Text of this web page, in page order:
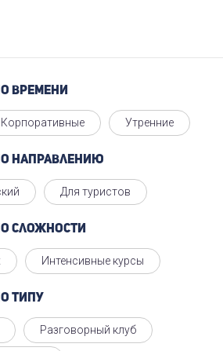
времени
Корпоративные Утренние
направлению
Для туристов
сложности
Интенсивные курсы
типу
Разговорный клуб